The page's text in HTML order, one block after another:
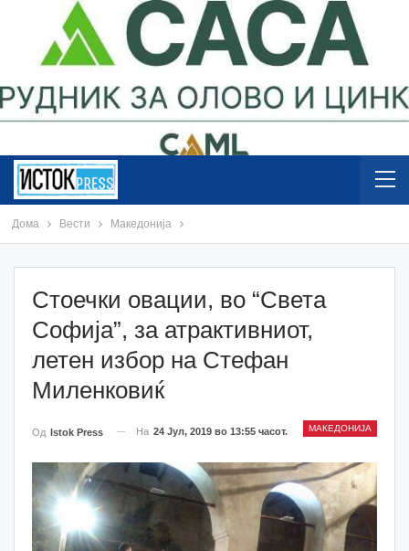
Дома Вести Македонија
Стоечки овации, во “Света
Софија”, за атрактивниот,
летен избор на Стефан
Миленковиќ
МАКЕДОНИЈА
Од Istok Press На 24 Јул, 2019 во 13:55 часот.